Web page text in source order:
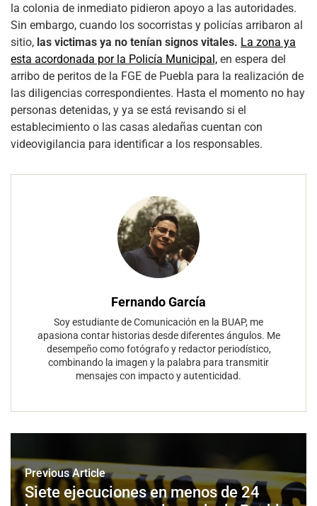
la colonia de inmediato pidieron apoyo a las autoridades.
Sin embargo, cuando los socorristas y policías arribaron al
sitio, las victimas ya no tenían signos vitales. La zona ya
esta acordonada por la Policía Municipal, en espera del
arribo de peritos de la FGE de Puebla para la realización de
las diligencias correspondientes. Hasta el momento no hay
personas detenidas, y ya se está revisando si el
establecimiento o las casas aledañas cuentan con
videovigilancia para identificar a los responsables.
Fernando García
Soy estudiante de Comunicación en la BUAP, me
apasiona contar historias desde diferentes ángulos. Me
desempeño como fotógrafo y redactor periodístico,
combinando la imagen y la palabra para transmitir
mensajes con impacto y autenticidad.
Previous Article
Siete ejecuciones en menos de 24